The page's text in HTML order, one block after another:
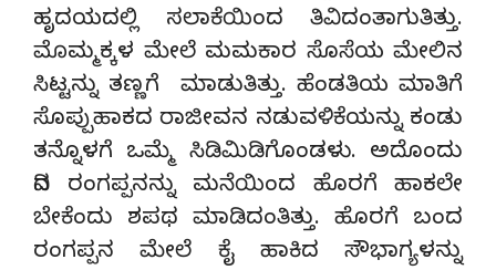
ಹೃದಯದಲ್ಲಿ ಸಲಾಕೆಯಿಂದ ತಿವಿದಂತಾಗುತಿತ್ತು.
ಮೊಮ್ಮಕ್ಕಳ ಮೇಲೆ ಮಮಕಾರ ಸೊಸೆಯ ಮೇಲಿನ
ಸಿಟ್ಟನ್ನು ತಣ್ಣಗೆ ಮಾಡುತಿತ್ತು. ಹೆಂಡತಿಯ ಮಾತಿಗೆ
ಸೊಪ್ಪುಹಾಕದ ರಾಜೀವನ ನಡುವಳಿಕೆಯನ್ನು ಕಂಡು
ತನ್ನೊಳಗೆ ಒಮ್ಮೆ ಸಿಡಿಮಿಡಿಗೊಂಡಳು. ಅದೊಂದು
ದಿನ ರಂಗಪ್ಪನನ್ನು ಮನೆಯಿಂದ ಹೊರಗೆ ಹಾಕಲೇ
ಬೇಕೆಂದು ಶಪಥ ಮಾಡಿದಂತಿತ್ತು. ಹೊರಗೆ ಬಂದ
ರಂಗಪ್ಪನ ಮೇಲೆ ಕೈ ಹಾಕಿದ ಸೌಭಾಗ್ಯಳನ್ನು